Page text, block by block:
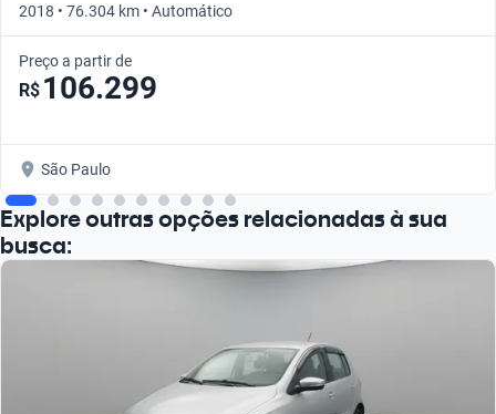
2018 • 76.304 km • Automático
Preço a partir de
R$ 106.299
São Paulo
Explore outras opções relacionadas à sua
busca: